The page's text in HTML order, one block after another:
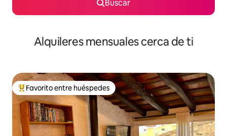
Buscar
Alquileres mensuales cerca de ti
Favorito entre huéspedes preferido
Favorito entre huéspedes